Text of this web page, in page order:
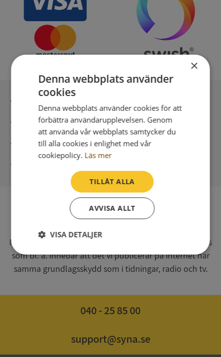
Säker betalning med stripe
Direkt digital leverans
Syna har för webbplatsen www.syna.se ett av
Myndigheten för press, radio och tv s.k. utgivningsbevis
som bl. a. innebär att det vi publicerar på internet har
samma grundlagsskydd som i tidningar, radio och tv.
040 - 25 85 00
support@syna.se
×
Denna webbplats använder
cookies
Denna webbplats använder cookies för att
förbättra användarupplevelsen. Genom
att använda vår webbplats samtycker du
till alla cookies i enlighet med vår
cookiepolicy. Läs mer
TILLÅT ALLA
AVVISA ALLT
VISA DETALJER
Strikt
nödvändigt
Prestanda Inriktning